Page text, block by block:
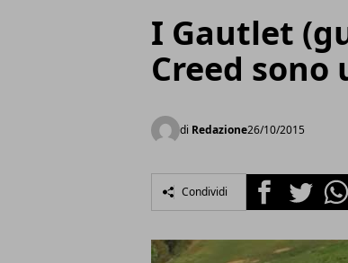
I Gautlet
Creed sono
di Redazione26/10/2015
Condividi FacebookTwitter